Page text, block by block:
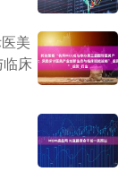
美
床